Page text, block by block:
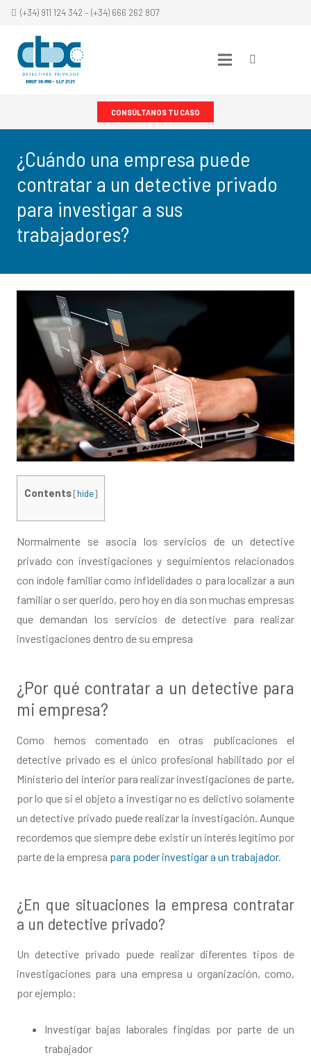
(+34) 911 124 342 – (+34) 666 262 807
CONSÚLTANOS TU CASO
¿Cuándo una empresa puede
contratar a un detective privado
para investigar a sus
trabajadores?
Contents[hide]
Normalmente se asocia los servicios de un detective
privado con investigaciones y seguimientos relacionados
con índole familiar como infidelidades o para localizar a aun
familiar o ser querido, pero hoy en día son muchas empresas
que demandan los servicios de detective para realizar
investigaciones dentro de su empresa
¿Por qué contratar a un detective para
mi empresa?
Como hemos comentado en otras publicaciones el
detective privado es el único profesional habilitado por el
Ministerio del interior para realizar investigaciones de parte,
por lo que si el objeto a investigar no es delictivo solamente
un detective privado puede realizar la investigación. Aunque
recordemos que siempre debe existir un interés legítimo por
parte de la empresa para poder investigar a un trabajador.
¿En que situaciones la empresa contratar
a un detective privado?
Un detective privado puede realizar diferentes tipos de
investigaciones para una empresa u organización, como,
por ejemplo:
Investigar bajas laborales fingidas por parte de un
trabajador